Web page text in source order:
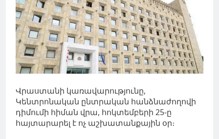
Վրաստանի կառավարությունը,
Կենտրոնական ընտրական հանձնաժողովի
դիմումի հիման վրա, հոկտեմբերի 25-ը
հայտարարել է ոչ աշխատանքային օր։